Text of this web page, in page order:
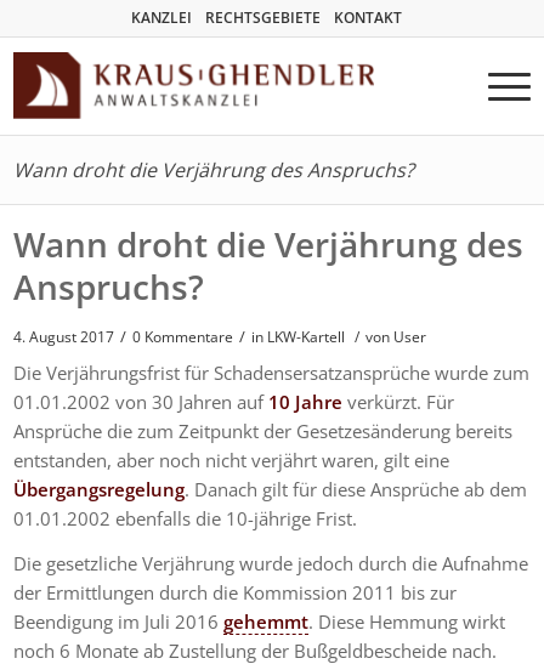
KANZLEI RECHTSGEBIETE KONTAKT
Wann droht die Verjährung des Anspruchs?
Wann droht die Verjährung des
Anspruchs?
4. August 2017 / 0 Kommentare / in LKW-Kartell / von User
Die Verjährungsfrist für Schadensersatzansprüche wurde zum
01.01.2002 von 30 Jahren auf 10 Jahre verkürzt. Für
Ansprüche die zum Zeitpunkt der Gesetzesänderung bereits
entstanden, aber noch nicht verjährt waren, gilt eine
Übergangsregelung. Danach gilt für diese Ansprüche ab dem
01.01.2002 ebenfalls die 10-jährige Frist.
Die gesetzliche Verjährung wurde jedoch durch die Aufnahme
der Ermittlungen durch die Kommission 2011 bis zur
Beendigung im Juli 2016gehemmt. Diese Hemmung wirkt
noch 6 Monate ab Zustellung der Bußgeldbescheide nach.